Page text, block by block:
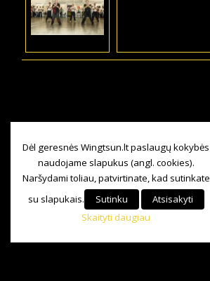
Dėl geresnės Wingtsun.lt paslaugų kokybės
naudojame slapukus (angl. cookies).
Naršydami toliau, patvirtinate, kad sutinkate
su slapukais.
Sutinku
Atsisakyti
Skaityti daugiau